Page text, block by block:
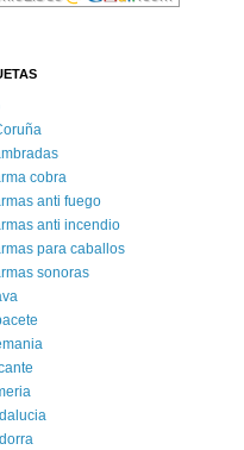
cobra
anti fuego
anti incendio
para caballos
sonoras